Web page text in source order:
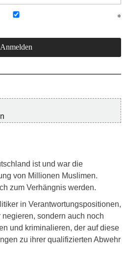
ist und war die
von Millionen Muslimen.
zum Verhängnis werden.
in Verantwortungspositionen,
sondern auch noch
und kriminalieren, der auf diese
zu ihrer qualifizierten Abwehr